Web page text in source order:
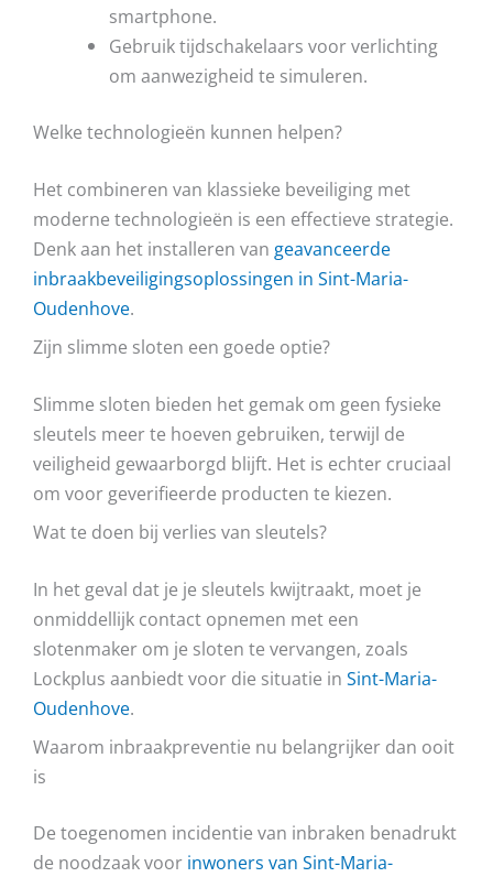
smartphone.
Gebruik tijdschakelaars voor verlichting
om aanwezigheid te simuleren.
Welke technologieën kunnen helpen?
Het combineren van klassieke beveiliging met
moderne technologieën is een effectieve strategie.
Denk aan het installeren van geavanceerde
inbraakbeveiligingsoplossingen in Sint-Maria-
Oudenhove.
Zijn slimme sloten een goede optie?
Slimme sloten bieden het gemak om geen fysieke
sleutels meer te hoeven gebruiken, terwijl de
veiligheid gewaarborgd blijft. Het is echter cruciaal
om voor geverifieerde producten te kiezen.
Wat te doen bij verlies van sleutels?
In het geval dat je je sleutels kwijtraakt, moet je
onmiddellijk contact opnemen met een
slotenmaker om je sloten te vervangen, zoals
Lockplus aanbiedt voor die situatie in Sint-Maria-
Oudenhove.
Waarom inbraakpreventie nu belangrijker dan ooit
is
De toegenomen incidentie van inbraken benadrukt
de noodzaak voor inwoners van Sint-Maria-